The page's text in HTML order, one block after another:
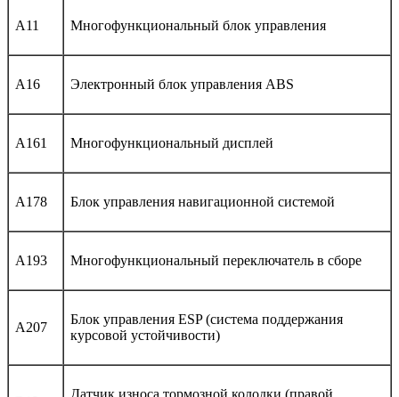
A11 Многофункциональный блок управления
A16 Электронный блок управления ABS
A161 Многофункциональный дисплей
A178 Блок управления навигационной системой
A193 Многофункциональный переключатель в сборе
A207
Блок управления ESP (система поддержания
курсовой устойчивости)
Датчик износа тормозной колодки (правой